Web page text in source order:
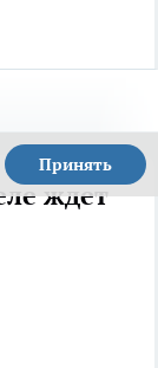
Принять
ждет